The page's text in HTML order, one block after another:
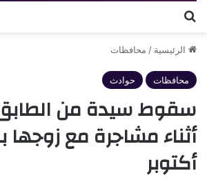
الرئيسية / محافظات
محافظات حوادث
سقوط سيدة من الطابق
أكتوبر